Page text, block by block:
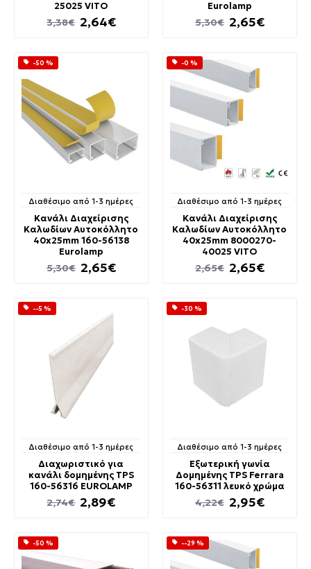
25025 VITO
2,64€
3,38€
Eurolamp
2,65€
5,30€
-50 %
Διαθέσιμο από 1-3 ημέρες
Κανάλι Διαχείρισης
Καλωδίων Αυτοκόλλητο
40x25mm 160-56138
Eurolamp
2,65€
5,30€
-0 %
Διαθέσιμο από 1-3 ημέρες
Κανάλι Διαχείρισης
Καλωδίων Αυτοκόλλητο
40x25mm 8000270-
40025 VITO
2,65€
2,65€
--5 %
Διαθέσιμο από 1-3 ημέρες
Διαχωριστικό για
κανάλι δομημένης TPS
160-56316 EUROLAMP
2,89€
2,74€
-30 %
Διαθέσιμο από 1-3 ημέρες
Εξωτερική γωνία
Δομημένης TPS Ferrara
160-56311 λευκό χρώμα
2,95€
4,22€
-50 % --29 %